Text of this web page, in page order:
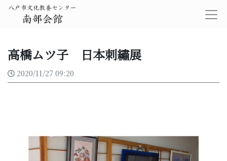
高橋ムツ子 日本刺繡展
2020/11/27 09:20